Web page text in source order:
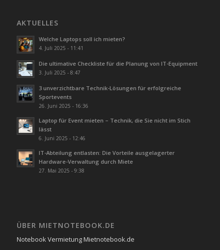
AKTUELLES
Welche Laptops soll ich mieten?
4. Juli 2025 - 11:41
Die ultimative Checkliste für die Planung von IT-Equipment
3. Juli 2025 - 8:47
3 unverzichtbare Technik-Lösungen für erfolgreiche
Sportevents
26. Juni 2025 - 16:36
Laptop für Event mieten – Technik, die Sie nicht im Stich
lässt
6. Juni 2025 - 12:46
IT-Abteilung entlasten: Die Vorteile ausgelagerter
Hardware-Verwaltung durch Miete
27. Mai 2025 - 9:38
ÜBER MIETNOTEBOOK.DE
Notebook Vermietung Mietnotebook.de